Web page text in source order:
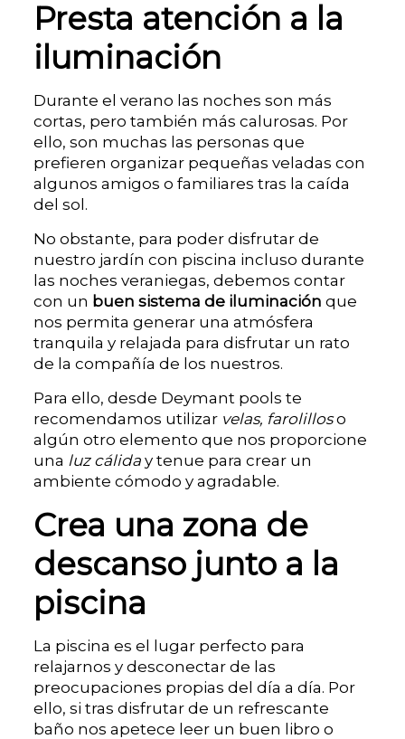
Presta atención a la
iluminación
Durante el verano las noches son más
cortas, pero también más calurosas. Por
ello, son muchas las personas que
prefieren organizar pequeñas veladas con
algunos amigos o familiares tras la caída
del sol.
No obstante, para poder disfrutar de
nuestro jardín con piscina incluso durante
las noches veraniegas, debemos contar
con un buen sistema de iluminación que
nos permita generar una atmósfera
tranquila y relajada para disfrutar un rato
de la compañía de los nuestros.
Para ello, desde Deymant pools te
recomendamos utilizar velas, farolilloso
algún otro elemento que nos proporcione
una luz cáliday tenue para crear un
ambiente cómodo y agradable.
Crea una zona de
descanso junto a la
piscina
La piscina es el lugar perfecto para
relajarnos y desconectar de las
preocupaciones propias del día a día. Por
ello, si tras disfrutar de un refrescante
baño nos apetece leer un buen libro o